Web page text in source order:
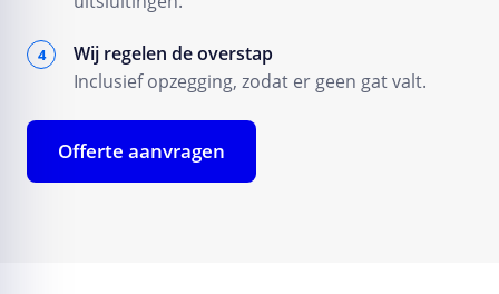
Wij regelen de overstap
Inclusief opzegging, zodat er geen gat valt.
Offerte aanvragen